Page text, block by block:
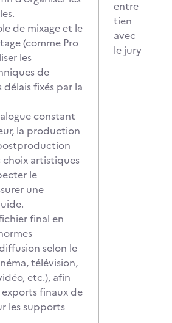
de mixage et le
(comme Pro
les
de
délais fixés par la
constant
la production
choix artistiques
le
une
final en
selon le
télévision,
etc.), afin
finaux de
les supports
entre
tien
avec
le jury